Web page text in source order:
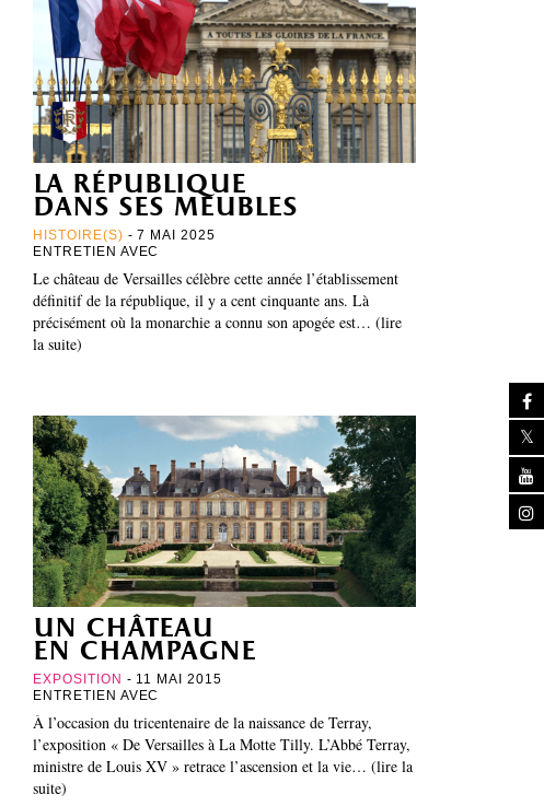
la république
dans ses meubles
HISTOIRE(S) - 7 MAI 2025
ENTRETIEN AVEC
Le château de Versailles célèbre cette année l’établissement
définitif de la république, il y a cent cinquante ans. Là
précisément où la monarchie a connu son apogée est… (lire
la suite)
un château
en champagne
EXPOSITION - 11 MAI 2015
ENTRETIEN AVEC
À l’occasion du tricentenaire de la naissance de Terray,
l’exposition « De Versailles à La Motte Tilly. L’Abbé Terray,
ministre de Louis XV » retrace l’ascension et la vie… (lire la
suite)